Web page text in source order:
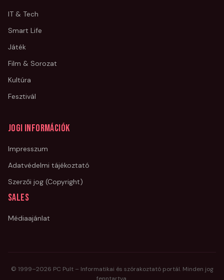
IT & Tech
Smart Life
Játék
Film & Sorozat
Kultúra
Fesztivál
Jogi információk
Impresszum
Adatvédelmi tájékoztató
Szerzői jog (Copyright)
Sales
Médiaajánlat
© 1999–2026 PC Pult – Informatikai és szórakoztató portál. Minden jog